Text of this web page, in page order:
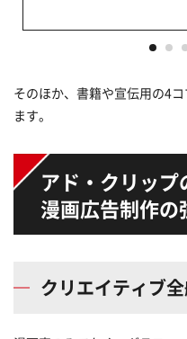
そのほか、書籍や宣伝用の4
ます。
アド・クリップ
漫画広告制作の
クリエイティブ